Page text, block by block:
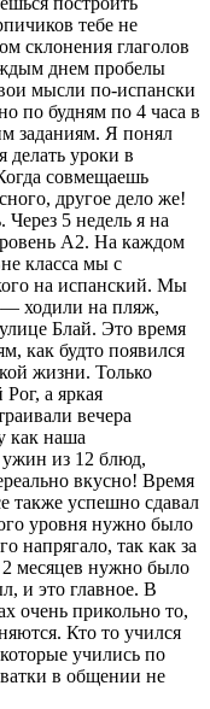
тебе не
склонения глаголов
днем пробелы
мысли по-испански
по будням по 4 часа в
заданиям. Я понял
делать уроки в
совмещаешь
другое дело же!
Через 5 недель я на
А2. На каждом
класса мы с
на испанский. Мы
— ходили на пляж,
Блай. Это время
как будто появился
жизни. Только
а яркая
вечера
как наша
из 12 блюд,
вкусно! Время
также успешно сдавал
уровня нужно было
напрягало, так как за
месяцев нужно было
и это главное. В
очень прикольно то,
Кто то учился
учились по
в общении не